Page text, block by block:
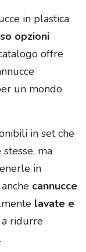
in plastica
opzioni
offre
un mondo
in set che
ma
in
cannucce
lavate e
ridurre